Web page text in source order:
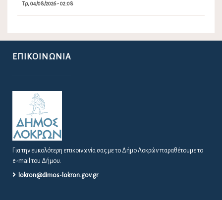
Τρ, 04/08/2026 - 02:08
ΕΠΙΚΟΙΝΩΝΊΑ
Για την ευκολότερη επικοινωνία σας με το Δήμο Λοκρών παραθέτουμε το
e-mail του Δήμου.
lokron@dimos-lokron.gov.gr